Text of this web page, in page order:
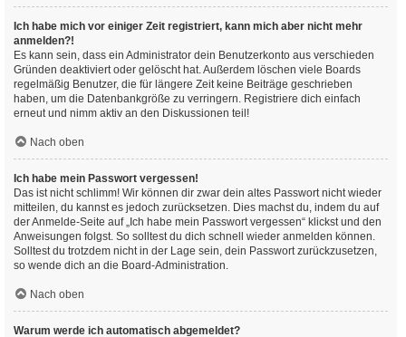
Ich habe mich vor einiger Zeit registriert, kann mich aber nicht mehr
anmelden?!
Es kann sein, dass ein Administrator dein Benutzerkonto aus verschieden
Gründen deaktiviert oder gelöscht hat. Außerdem löschen viele Boards
regelmäßig Benutzer, die für längere Zeit keine Beiträge geschrieben
haben, um die Datenbankgröße zu verringern. Registriere dich einfach
erneut und nimm aktiv an den Diskussionen teil!
Nach oben
Ich habe mein Passwort vergessen!
Das ist nicht schlimm! Wir können dir zwar dein altes Passwort nicht wieder
mitteilen, du kannst es jedoch zurücksetzen. Dies machst du, indem du auf
der Anmelde-Seite auf „Ich habe mein Passwort vergessen“ klickst und den
Anweisungen folgst. So solltest du dich schnell wieder anmelden können.
Solltest du trotzdem nicht in der Lage sein, dein Passwort zurückzusetzen,
so wende dich an die Board-Administration.
Nach oben
Warum werde ich automatisch abgemeldet?